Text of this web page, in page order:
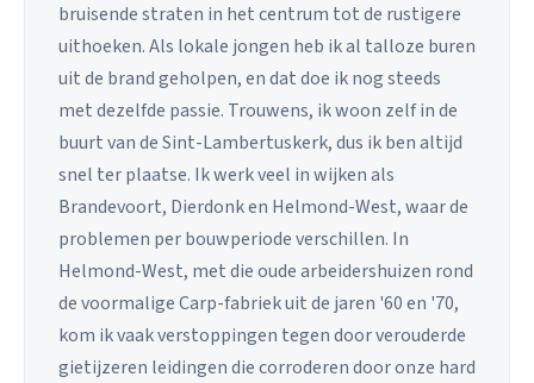
bruisende straten in het centrum tot de rustigere
uithoeken. Als lokale jongen heb ik al talloze buren
uit de brand geholpen, en dat doe ik nog steeds
met dezelfde passie. Trouwens, ik woon zelf in de
buurt van de Sint-Lambertuskerk, dus ik ben altijd
snel ter plaatse. Ik werk veel in wijken als
Brandevoort, Dierdonk en Helmond-West, waar de
problemen per bouwperiode verschillen. In
Helmond-West, met die oude arbeidershuizen rond
de voormalige Carp-fabriek uit de jaren '60 en '70,
kom ik vaak verstoppingen tegen door verouderde
gietijzeren leidingen die corroderen door onze hard